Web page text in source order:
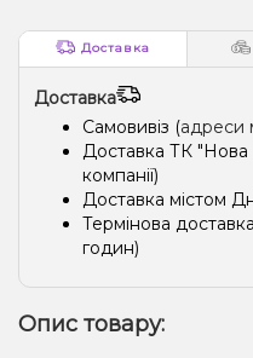
Доставка
Доставка
Самовивіз (адреси
Доставка ТК "Нова
компанії)
Доставка містом
Термінова
годин)
Опис товару: